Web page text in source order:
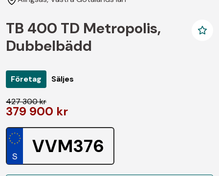
TB 400 TD Metropolis,
Dubbelbädd
Företag Säljes
427 300 kr
379 900 kr
VVM376